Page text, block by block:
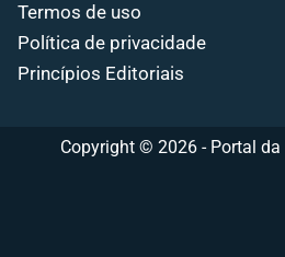
Termos de uso
Política de privacidade
Princípios Editoriais
Copyright © 2026 - Portal